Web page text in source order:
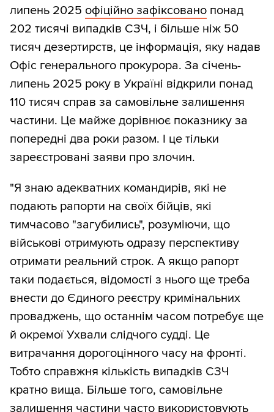
липень 2025 офіційно зафіксовано понад
202 тисячі випадків СЗЧ, і більше ніж 50
тисяч дезертирств, це інформація, яку надав
Офіс генерального прокурора. За січень-
липень 2025 року в Україні відкрили понад
110 тисяч справ за самовільне залишення
частини. Це майже дорівнює показнику за
попередні два роки разом. І це тільки
зареєстровані заяви про злочин.
"Я знаю адекватних командирів, які не
подають рапорти на своїх бійців, які
тимчасово "загубились", розуміючи, що
військові отримують одразу перспективу
отримати реальний строк. А якщо рапорт
таки подається, відомості з нього ще треба
внести до Єдиного реєстру кримінальних
проваджень, що останнім часом потребує ще
й окремої Ухвали слідчого судді. Це
витрачання дорогоцінного часу на фронті.
Тобто справжня кількість випадків СЗЧ
кратно вища. Більше того, самовільне
залишення частини часто використовують